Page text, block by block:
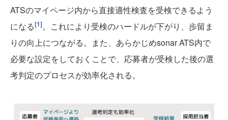
ATSのマイページ内から直接適性検査を受検できるよう
になる[1]。これにより受検のハードルが下がり、歩留ま
りの向上につながる。また、あらかじめsonar ATS内で
必要な設定をしておくことで、応募者が受検した後の選
考判定のプロセスが効率化される。